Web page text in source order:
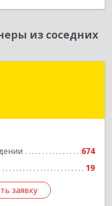
из соседних
674
19
заявку
Владивосток г, ул.
заявку